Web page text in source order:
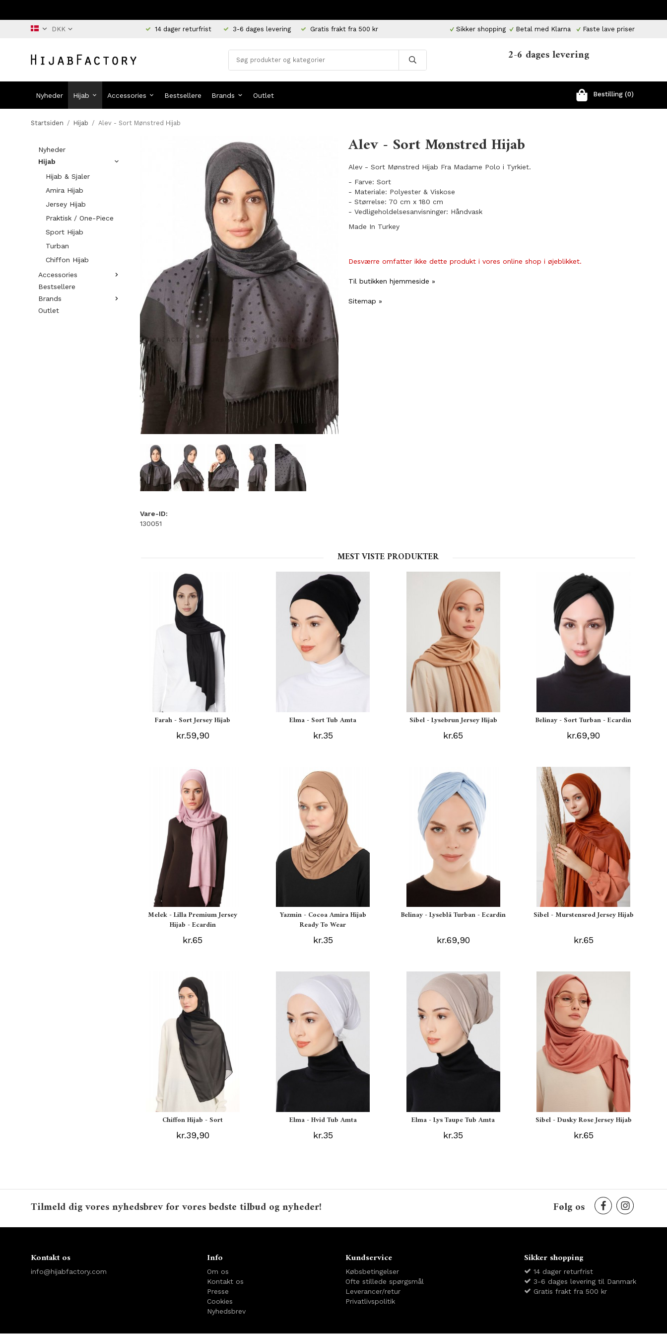
14 dager returfrist 3-6 dages levering Gratis frakt fra 500 kr Sikker shopping Betal med Klarna Faste lave priser
2-6 dages levering
Nyheder Hijab Accessories Bestsellere Brands Outlet Bestilling (0)
Startsiden / Hijab / Alev - Sort Mønstred Hijab
Nyheder
Hijab
Hijab & Sjaler
Amira Hijab
Jersey Hijab
Praktisk / One-Piece
Sport Hijab
Turban
Chiffon Hijab
Accessories
Bestsellere
Brands
Outlet
Alev - Sort Mønstred Hijab
Alev - Sort Mønstred Hijab Fra Madame Polo i Tyrkiet.
- Farve: Sort
- Materiale: Polyester & Viskose
- Størrelse: 70 cm x 180 cm
- Vedligeholdelsesanvisninger: Håndvask
Made In Turkey
Desværre omfatter ikke dette produkt i vores online shop i øjeblikket.
Til butikken hjemmeside »
Sitemap »
Vare-ID:
130051
MEST VISTE PRODUKTER
Farah - Sort Jersey Hijab
kr.59,90
Elma - Sort Tub Amta
kr.35
Sibel - Lysebrun Jersey Hijab
kr.65
Belinay - Sort Turban - Ecardin
kr.69,90
Melek - Lilla Premium Jersey
Hijab - Ecardin
kr.65
Yazmin - Cocoa Amira Hijab
Ready To Wear
kr.35
Belinay - Lyseblå Turban - Ecardin
kr.69,90
Sibel - Murstensrød Jersey Hijab
kr.65
Chiffon Hijab - Sort
kr.39,90
Elma - Hvid Tub Amta
kr.35
Elma - Lys Taupe Tub Amta
kr.35
Sibel - Dusky Rose Jersey Hijab
kr.65
Tilmeld dig vores nyhedsbrev for vores bedste tilbud og nyheder! Følg os
Kontakt os
info@hijabfactory.com
Info
Om os
Kontakt os
Presse
Cookies
Nyhedsbrev
Kundservice
Købsbetingelser
Ofte stillede spørgsmål
Leverancer/retur
Privatlivspolitik
Sikker shopping
14 dager returfrist
3-6 dages levering til Danmark
Gratis frakt fra 500 kr